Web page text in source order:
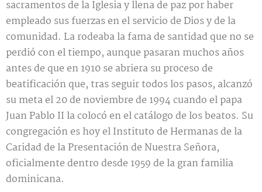
sacramentos de la Iglesia y llena de paz por haber
empleado sus fuerzas en el servicio de Dios y de la
comunidad. La rodeaba la fama de santidad que no se
perdió con el tiempo, aunque pasaran muchos años
antes de que en 1910 se abriera su proceso de
beatificación que, tras seguir todos los pasos, alcanzó
su meta el 20 de noviembre de 1994 cuando el papa
Juan Pablo II la colocó en el catálogo de los beatos. Su
congregación es hoy el Instituto de Hermanas de la
Caridad de la Presentación de Nuestra Señora,
oficialmente dentro desde 1959 de la gran familia
dominicana.